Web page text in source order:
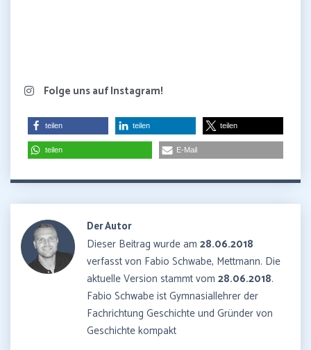
Folge uns auf Instagram!
teilen teilen teilen
teilen E-Mail
Der Autor
Dieser Beitrag wurde am 28.06.2018
verfasst von Fabio Schwabe, Mettmann. Die
aktuelle Version stammt vom 28.06.2018.
Fabio Schwabe ist Gymnasiallehrer der
Fachrichtung Geschichte und Gründer von
Geschichte kompakt